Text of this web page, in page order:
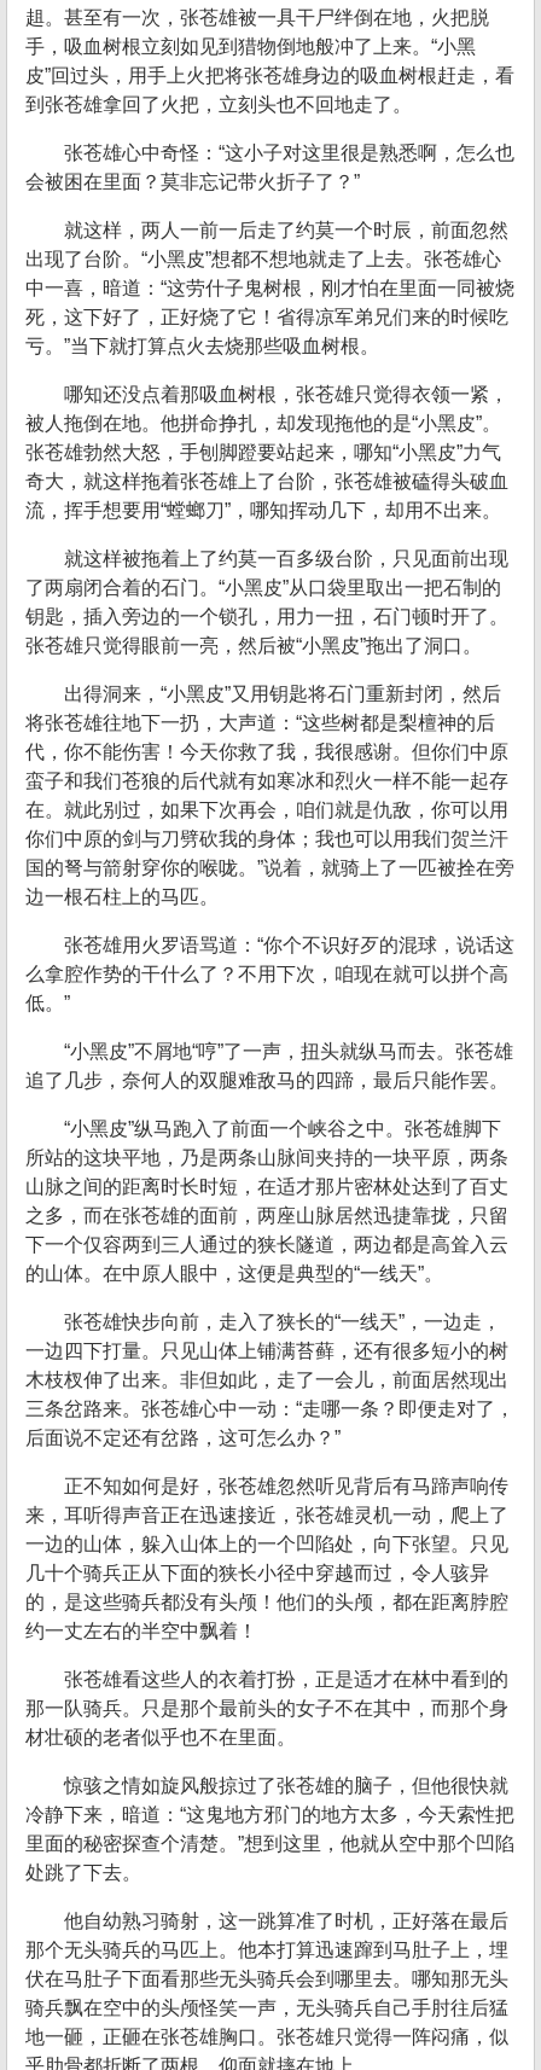
趄。甚至有一次，张苍雄被一具干尸绊倒在地，火把脱
手，吸血树根立刻如见到猎物倒地般冲了上来。“小黑
皮”回过头，用手上火把将张苍雄身边的吸血树根赶走，看
到张苍雄拿回了火把，立刻头也不回地走了。
张苍雄心中奇怪：“这小子对这里很是熟悉啊，怎么也
会被困在里面？莫非忘记带火折子了？”
就这样，两人一前一后走了约莫一个时辰，前面忽然
出现了台阶。“小黑皮”想都不想地就走了上去。张苍雄心
中一喜，暗道：“这劳什子鬼树根，刚才怕在里面一同被烧
死，这下好了，正好烧了它！省得凉军弟兄们来的时候吃
亏。”当下就打算点火去烧那些吸血树根。
哪知还没点着那吸血树根，张苍雄只觉得衣领一紧，
被人拖倒在地。他拼命挣扎，却发现拖他的是“小黑皮”。
张苍雄勃然大怒，手刨脚蹬要站起来，哪知“小黑皮”力气
奇大，就这样拖着张苍雄上了台阶，张苍雄被磕得头破血
流，挥手想要用“螳螂刀”，哪知挥动几下，却用不出来。
就这样被拖着上了约莫一百多级台阶，只见面前出现
了两扇闭合着的石门。“小黑皮”从口袋里取出一把石制的
钥匙，插入旁边的一个锁孔，用力一扭，石门顿时开了。
张苍雄只觉得眼前一亮，然后被“小黑皮”拖出了洞口。
出得洞来，“小黑皮”又用钥匙将石门重新封闭，然后
将张苍雄往地下一扔，大声道：“这些树都是梨檀神的后
代，你不能伤害！今天你救了我，我很感谢。但你们中原
蛮子和我们苍狼的后代就有如寒冰和烈火一样不能一起存
在。就此别过，如果下次再会，咱们就是仇敌，你可以用
你们中原的剑与刀劈砍我的身体；我也可以用我们贺兰汗
国的弩与箭射穿你的喉咙。”说着，就骑上了一匹被拴在旁
边一根石柱上的马匹。
张苍雄用火罗语骂道：“你个不识好歹的混球，说话这
么拿腔作势的干什么了？不用下次，咱现在就可以拼个高
低。”
“小黑皮”不屑地“哼”了一声，扭头就纵马而去。张苍雄
追了几步，奈何人的双腿难敌马的四蹄，最后只能作罢。
“小黑皮”纵马跑入了前面一个峡谷之中。张苍雄脚下
所站的这块平地，乃是两条山脉间夹持的一块平原，两条
山脉之间的距离时长时短，在适才那片密林处达到了百丈
之多，而在张苍雄的面前，两座山脉居然迅捷靠拢，只留
下一个仅容两到三人通过的狭长隧道，两边都是高耸入云
的山体。在中原人眼中，这便是典型的“一线天”。
张苍雄快步向前，走入了狭长的“一线天”，一边走，
一边四下打量。只见山体上铺满苔藓，还有很多短小的树
木枝杈伸了出来。非但如此，走了一会儿，前面居然现出
三条岔路来。张苍雄心中一动：“走哪一条？即便走对了，
后面说不定还有岔路，这可怎么办？”
正不知如何是好，张苍雄忽然听见背后有马蹄声响传
来，耳听得声音正在迅速接近，张苍雄灵机一动，爬上了
一边的山体，躲入山体上的一个凹陷处，向下张望。只见
几十个骑兵正从下面的狭长小径中穿越而过，令人骇异
的，是这些骑兵都没有头颅！他们的头颅，都在距离脖腔
约一丈左右的半空中飘着！
张苍雄看这些人的衣着打扮，正是适才在林中看到的
那一队骑兵。只是那个最前头的女子不在其中，而那个身
材壮硕的老者似乎也不在里面。
惊骇之情如旋风般掠过了张苍雄的脑子，但他很快就
冷静下来，暗道：“这鬼地方邪门的地方太多，今天索性把
里面的秘密探查个清楚。”想到这里，他就从空中那个凹陷
处跳了下去。
他自幼熟习骑射，这一跳算准了时机，正好落在最后
那个无头骑兵的马匹上。他本打算迅速蹿到马肚子上，埋
伏在马肚子下面看那些无头骑兵会到哪里去。哪知那无头
骑兵飘在空中的头颅怪笑一声，无头骑兵自己手肘往后猛
地一砸，正砸在张苍雄胸口。张苍雄只觉得一阵闷痛，似
乎肋骨都折断了两根，仰面就摔在地上。